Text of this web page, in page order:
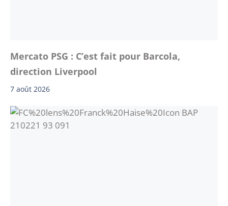
Mercato PSG : C’est fait pour Barcola,
direction Liverpool
7 août 2026